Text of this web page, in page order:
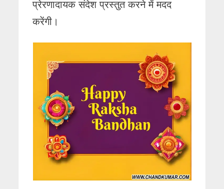
प्रेरणादायक संदेश प्रस्तुत करने में मदद
करेंगी।